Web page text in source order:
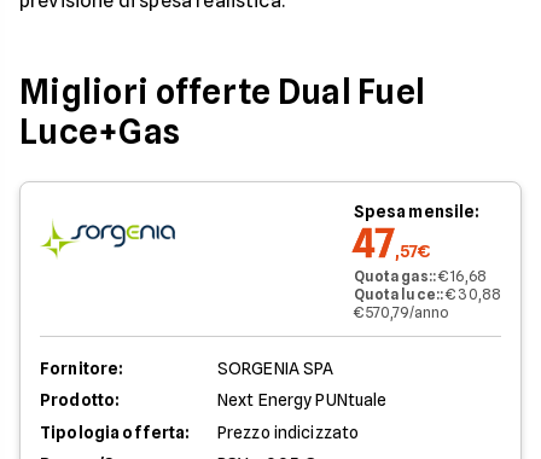
Migliori offerte Dual Fuel
Luce+Gas
Spesa mensile:
47,57€
Quota gas::€ 16,68
Quota luce::€ 30,88
€ 570,79/anno
Fornitore:
SORGENIA SPA
Prodotto:
Next Energy PUNtuale
Tipologia offerta:
Prezzo indicizzato